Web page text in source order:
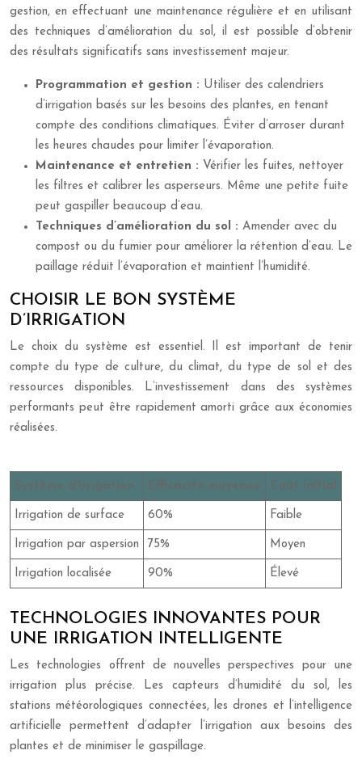
gestion, en effectuant une maintenance régulière et en utilisant
des techniques d’amélioration du sol, il est possible d’obtenir
des résultats significatifs sans investissement majeur.
Programmation et gestion : Utiliser des calendriers
d’irrigation basés sur les besoins des plantes, en tenant
compte des conditions climatiques. Éviter d’arroser durant
les heures chaudes pour limiter l’évaporation.
Maintenance et entretien : Vérifier les fuites, nettoyer
les filtres et calibrer les asperseurs. Même une petite fuite
peut gaspiller beaucoup d’eau.
Techniques d’amélioration du sol : Amender avec du
compost ou du fumier pour améliorer la rétention d’eau. Le
paillage réduit l’évaporation et maintient l’humidité.
CHOISIR LE BON SYSTÈME
D’IRRIGATION
Le choix du système est essentiel. Il est important de tenir
compte du type de culture, du climat, du type de sol et des
ressources disponibles. L’investissement dans des systèmes
performants peut être rapidement amorti grâce aux économies
réalisées.
Irrigation de surface 60% Faible
Irrigation par aspersion 75% Moyen
Irrigation localisée 90% Élevé
TECHNOLOGIES INNOVANTES POUR
UNE IRRIGATION INTELLIGENTE
Les technologies offrent de nouvelles perspectives pour une
irrigation plus précise. Les capteurs d’humidité du sol, les
stations météorologiques connectées, les drones et l’intelligence
artificielle permettent d’adapter l’irrigation aux besoins des
plantes et de minimiser le gaspillage.